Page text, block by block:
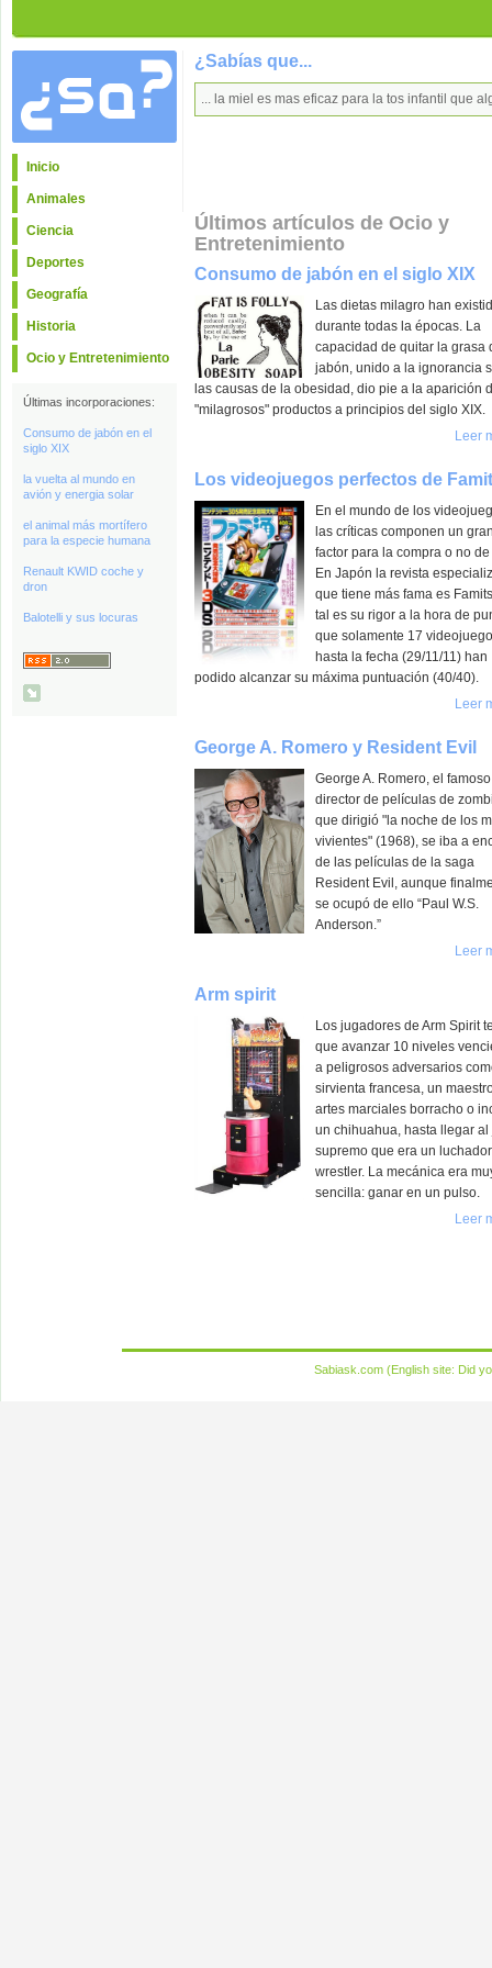
Inicio
Animales
Ciencia
Deportes
Geografía
Historia
Ocio y Entretenimiento
Últimas incorporaciones:
Consumo de jabón en el
siglo XIX
la vuelta al mundo en
avión y energia solar
el animal más mortífero
para la especie humana
Renault KWID coche y
dron
Balotelli y sus locuras
¿Sabías que...
... la miel es mas eficaz para la tos infantil que
Últimos artículos de Ocio y
Entretenimiento
Consumo de jabón en el siglo XIX
Las dietas milagro han
durante todas la épocas. La
capacidad de quitar la grasa
jabón, unido a la ignorancia
las causas de la obesidad, dio pie a la aparición
"milagrosos" productos a principios del siglo XIX.
Leer
Los videojuegos perfectos de
En el mundo de los
las críticas componen un
factor para la compra o no
En Japón la revista
que tiene más fama es
tal es su rigor a la hora de
que solamente 17
hasta la fecha (29/11/11) han
podido alcanzar su máxima puntuación (40/40).
Leer
George A. Romero y Resident Evil
George A. Romero, el famoso
director de películas de
que dirigió "la noche de los
vivientes" (1968), se iba a
de las películas de la saga
Resident Evil, aunque
se ocupó de ello “Paul W.S.
Anderson.”
Leer
Arm spirit
Los jugadores de Arm Spirit
que avanzar 10 niveles
a peligrosos adversarios
sirvienta francesa, un
artes marciales borracho o
un chihuahua, hasta llegar al
supremo que era un
wrestler. La mecánica era
sencilla: ganar en un pulso.
Leer
Sabiask.com (English site: Did